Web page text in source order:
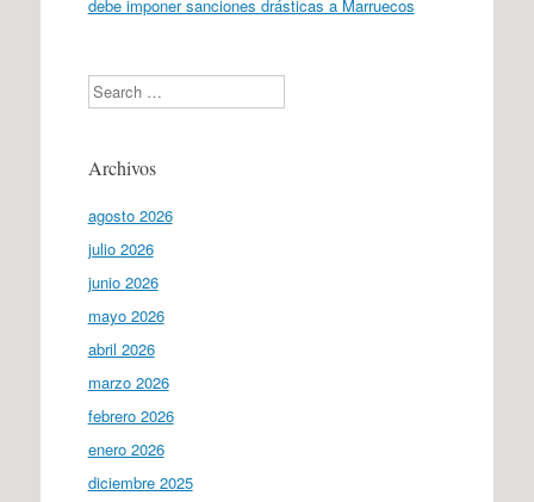
debe imponer sanciones drásticas a Marruecos
Search
Archivos
agosto 2026
julio 2026
junio 2026
mayo 2026
abril 2026
marzo 2026
febrero 2026
enero 2026
diciembre 2025